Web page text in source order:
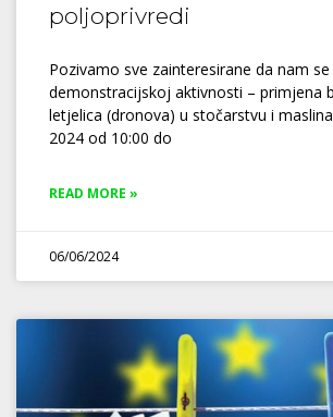
poljoprivredi
Pozivamo sve zainteresirane da nam
demonstracijskoj aktivnosti – primjena
letjelica (dronova) u stočarstvu i
2024 od 10:00 do
READ MORE »
06/06/2024